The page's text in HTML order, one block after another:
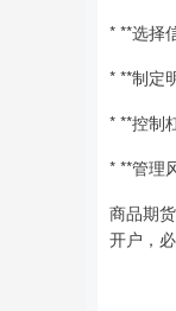
* **选择
* **制定
* **控制
* **管理
商品期
开户，